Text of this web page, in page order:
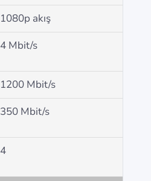
1080p akış
4 Mbit/s
1200 Mbit/s
350 Mbit/s
4